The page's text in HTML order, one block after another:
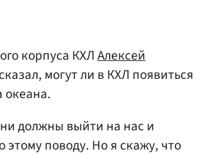
корпуса КХЛАлексей
могут ли в КХЛ появиться
океана.
должны выйти на нас и
этому поводу. Но я скажу, что